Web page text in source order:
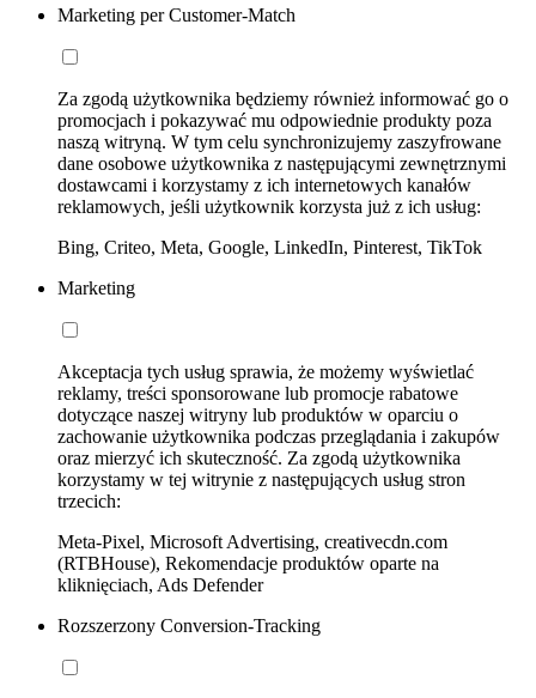
Marketing per Customer-Match
Za zgodą użytkownika będziemy również informować go o
promocjach i pokazywać mu odpowiednie produkty poza
naszą witryną. W tym celu synchronizujemy zaszyfrowane
dane osobowe użytkownika z następującymi zewnętrznymi
dostawcami i korzystamy z ich internetowych kanałów
reklamowych, jeśli użytkownik korzysta już z ich usług:
Bing, Criteo, Meta, Google, LinkedIn, Pinterest, TikTok
Marketing
Akceptacja tych usług sprawia, że możemy wyświetlać
reklamy, treści sponsorowane lub promocje rabatowe
dotyczące naszej witryny lub produktów w oparciu o
zachowanie użytkownika podczas przeglądania i zakupów
oraz mierzyć ich skuteczność. Za zgodą użytkownika
korzystamy w tej witrynie z następujących usług stron
trzecich:
Meta-Pixel, Microsoft Advertising, creativecdn.com
(RTBHouse), Rekomendacje produktów oparte na
kliknięciach, Ads Defender
Rozszerzony Conversion-Tracking